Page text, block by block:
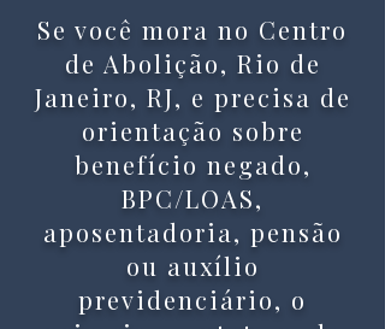
Se você mora no Centro
de Abolição, Rio de
Janeiro, RJ, e precisa de
orientação sobre
benefício negado,
BPC/LOAS,
aposentadoria, pensão
ou auxílio
previdenciário, o